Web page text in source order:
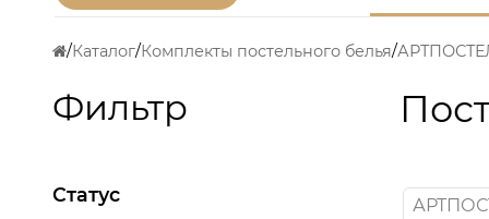
Каталог Комплекты постельного белья
Фильтр
Статус